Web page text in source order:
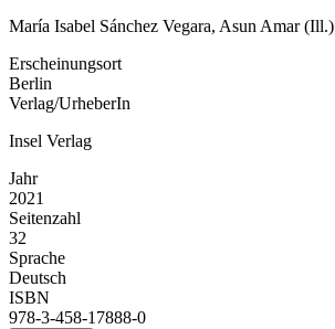
María Isabel Sánchez Vegara, Asun Amar (Ill.)
Erscheinungsort
Berlin
Verlag/UrheberIn
Insel Verlag
Jahr
2021
Seitenzahl
32
Sprache
Deutsch
ISBN
978-3-458-17888-0